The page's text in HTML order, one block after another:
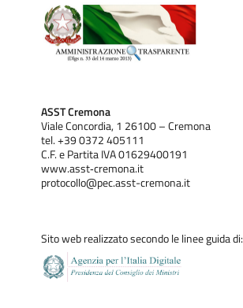
ASST Cremona
Viale Concordia, 1 26100 – Cremona
tel. +39 0372 405111
C.F. e Partita IVA 01629400191
www.asst‐cremona.it
protocollo@pec.asst-cremona.it
Sito web realizzato secondo le linee guida di: